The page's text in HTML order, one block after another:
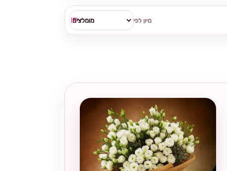
מיון לפי